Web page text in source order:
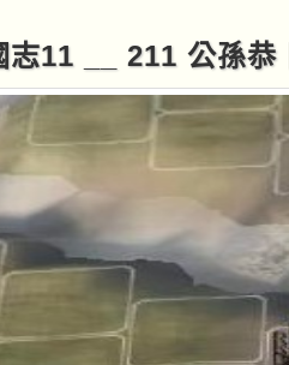
志11 __ 211 公孫恭